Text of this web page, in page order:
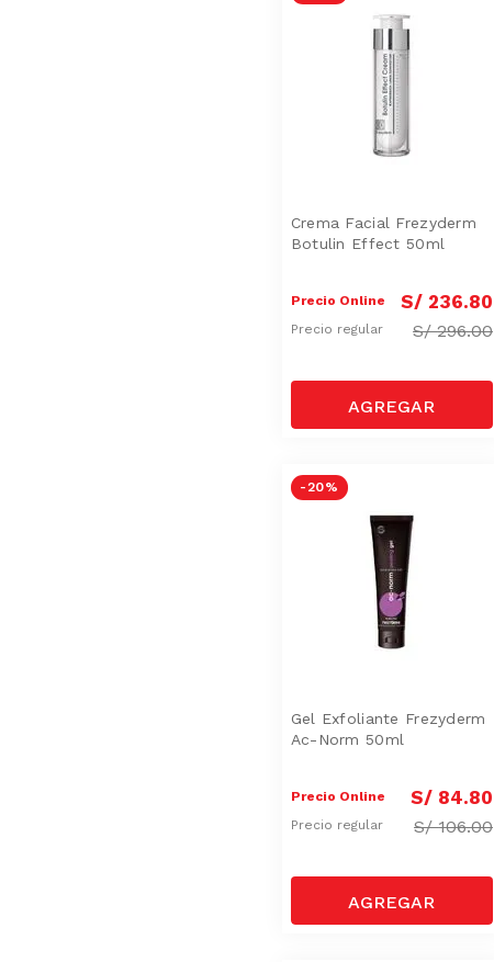
Crema Facial Frezyderm
Botulin Effect 50ml
Precio Online S/ 236.80
Precio regular S/296.00
-20 %
Gel Exfoliante Frezyderm
Ac-Norm 50ml
Precio Online S/ 84.80
Precio regular S/106.00